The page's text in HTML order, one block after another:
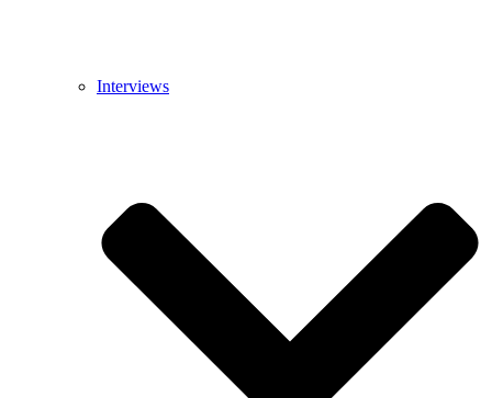
Interviews